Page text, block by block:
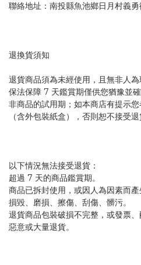
聯絡地址：南投縣魚池鄉日月村義勇
退換貨須知
退貨商品須為未經使用，且無非人
保法保障 7 天鑑賞期僅供您猶豫並
非商品的試用期；如本商店有提示
（含外包裝紙盒），否則恕不接受退
以下情況無法接受退貨：
超過 7 天的商品鑑賞期。
商品已拆封使用，或因人為因素而產
損毀、磨損、擦傷、刮傷、髒污。
退貨商品包裝破損不完整，或發票、
惡意或大量退貨。